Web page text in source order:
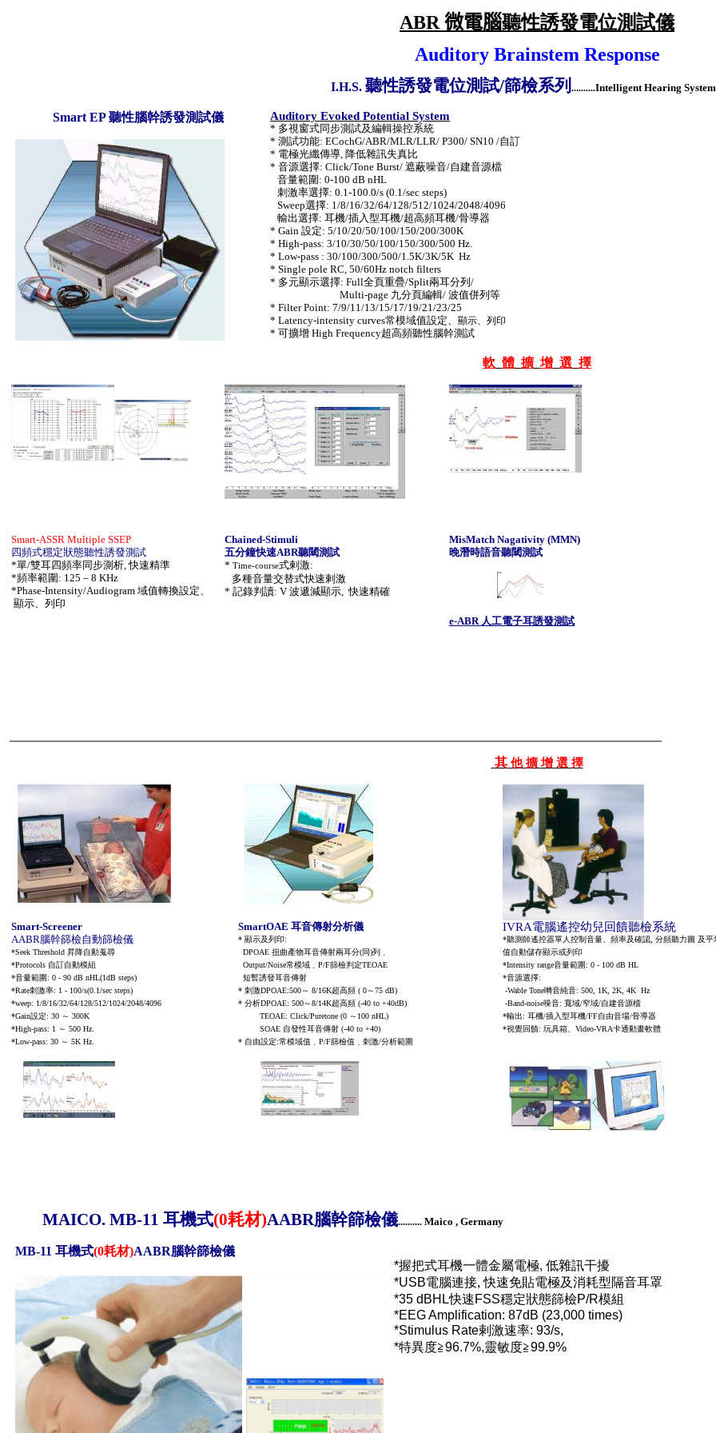
ABR 微電腦聽性誘發電位測試儀
Auditory Brainstem Response
I.H.S. 聽性誘發電位測試/篩檢系列 ..........Intelligent Hearing
Smart EP聽性腦幹誘發測試儀 Auditory Evoked Potential System
* 多視窗式同步測試及編輯操控系統
*測試功能: ECochG/ABR/MLR/LLR/ P300/ SN10 /自訂
* 電極光纖傳導, 降低雜訊失真比
*音源選擇: Click/Tone Burst/遮蔽噪音/自建音源檔
音量範圍 : 0-100 dB nHL
刺激率選擇: 0.1-100.0/s (0.1/sec steps)
Sweep選擇: 1/8/16/32/64/128/512/1024/2048/4096
輸出選擇:耳機/插入型耳機/超高頻耳機/骨導器
* Gain設定: 5/10/20/50/100/150/200/300K
* High-pass: 3/10/30/50/100/150/300/500 Hz.
* Low-pass : 30/100/300/500/1.5K/3K/5K Hz
* Single pole RC, 50/60Hz notch filters
* 多元顯示選擇: Full全頁重疊/Split兩耳分列/
Multi-page 九分頁編輯/波值併列等
* Filter Point: 7/9/11/13/15/17/19/21/23/25
* Latency-intensity curves常模域值設定、顯示、列印
*可擴增 High Frequency超高頻聽性腦幹測試
軟 體 擴 增 選 擇
Smart-ASSR Multiple SSEP
四頻式穩定狀態聽性誘發測試
*單/雙耳四頻率同步測析,快速精準
*頻率範圍 : 125 – 8 KHz
*Phase-Intensity/Audiogram 域值轉換設定、
顯示、列印
Chained-Stimuli
五分鐘快速ABR聽閾測試
* Time-course式剌激:
多種音量交替式快速剌激
* 記錄判讀: V 波遞減顯示, 快速精確
MisMatch Nagativity (MMN)
晚潛時語音聽閾測試
e-ABR 人工電子耳誘發測試
其 他 擴 增 選 擇
Smart-Screener
AABR腦幹篩檢自動篩檢儀
*Seek Threshold 昇降自動蒐尋
*Protocols 自訂自動模組
*音量範圍 : 0 - 90 dB nHL(1dB steps)
*Rate刺激率: 1 - 100/s(0.1/sec steps)
*weep: 1/8/16/32/64/128/512/1024/2048/4096
*Gain設定: 30 ～ 300K
*High-pass: 1 ～ 500 Hz.
*Low-pass: 30 ～ 5K Hz.
SmartOAE 耳音傳射分析儀
* 顯示及列印:
DPOAE 扭曲產物耳音傳射兩耳分(同)列
Output/Noise常模域﹑ P/F篩檢判定TEOAE
短暫誘發耳音傳射
* 刺激DPOAE:500～ 8/16K超高頻( 0～75 dB)
* 分析DPOAE: 500～8/14K超高頻(-40 to +40dB)
TEOAE: Click/Puretone (0 ～ 100 nHL)
SOAE 自發性耳音傳射(-40 to +40)
* 自由設定:常模域值﹑ P/F篩檢值﹑ 刺激/分析範圍
IVRA電腦遙控幼兒回饋聽檢系統
*聽測師遙控器單人控制音量、頻率及確認, 分頻聽力圖 及平
值自動儲存顯示或列印
*Intensity range音量範圍 : 0 - 100 dB HL
*音源選擇:
-Wable Tone囀音純音: 500, 1K, 2K, 4K Hz
-Band-noise噪音: 寬域/窄域/自建音源檔
*輸出: 耳機/插入型耳機/FF自由音場/骨導器
*視覺回饋: 玩具箱、 Video-VRA卡通動畫軟體
MAICO. MB-11 耳機式(0耗材)AABR腦幹篩檢儀.......... Maico , Germany
MB-11耳機式(0耗材)AABR腦幹篩檢儀
*握把式耳機一體金屬電極,低雜訊干擾
*USB電腦連接,快速免貼電極及消耗型隔音耳罩
*35 dBHL快速FSS穩定狀態篩檢P/R模組
*EEG Amplification: 87dB (23,000 times)
*Stimulus Rate剌激速率: 93/s,
*特異度≧96.7%,靈敏度≧99.9%